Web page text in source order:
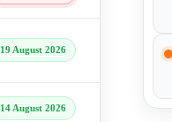
19 August 2026
14 August 2026